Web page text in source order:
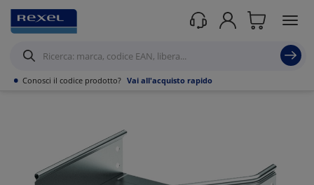
• Conosci il codice prodotto? Vai all'acquisto rapido
Prodotti /Canalizzazioni